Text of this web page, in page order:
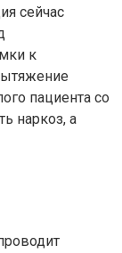
сейчас
к
пациента со
наркоз, а